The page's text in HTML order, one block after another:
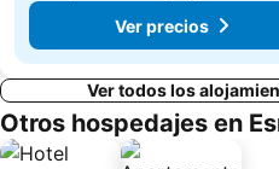
Ver precios
Ver todos los
Otros hospedajes en